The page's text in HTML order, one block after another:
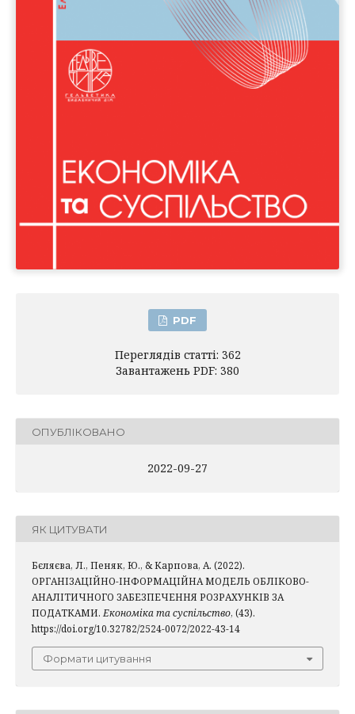
PDF
Переглядів статті: 362
Завантажень PDF: 380
ОПУБЛІКОВАНО
2022-09-27
ЯК ЦИТУВАТИ
Бєляєва, Л., Пеняк, Ю., & Карпова, А. (2022).
ОРГАНІЗАЦІЙНО-ІНФОРМАЦІЙНА МОДЕЛЬ ОБЛІКОВО-
АНАЛІТИЧНОГО ЗАБЕЗПЕЧЕННЯ РОЗРАХУНКІВ ЗА
ПОДАТКАМИ. Економіка та суспільство, (43).
https://doi.org/10.32782/2524-0072/2022-43-14
Формати цитування